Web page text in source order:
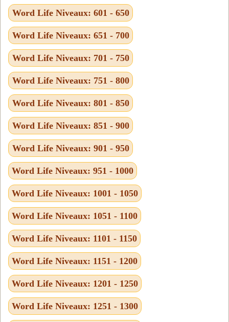
Word Life Niveaux: 601 - 650
Word Life Niveaux: 651 - 700
Word Life Niveaux: 701 - 750
Word Life Niveaux: 751 - 800
Word Life Niveaux: 801 - 850
Word Life Niveaux: 851 - 900
Word Life Niveaux: 901 - 950
Word Life Niveaux: 951 - 1000
Word Life Niveaux: 1001 - 1050
Word Life Niveaux: 1051 - 1100
Word Life Niveaux: 1101 - 1150
Word Life Niveaux: 1151 - 1200
Word Life Niveaux: 1201 - 1250
Word Life Niveaux: 1251 - 1300